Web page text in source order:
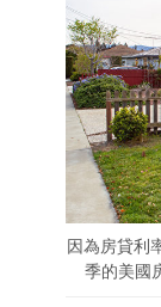
因為房貸利
季的美國